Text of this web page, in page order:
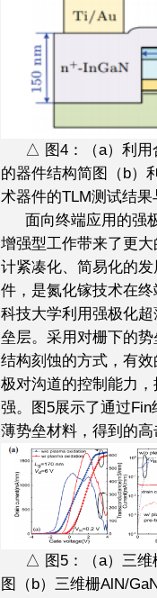
△ 图4：（a）利用
的器件结构简图（b）
术器件的TLM测试结
面向终端应用的强
增强型工作带来了更
计紧凑化、简易化的
件，是氮化镓技术在
科技大学利用强极化
垒层。采用对栅下的
结构刻蚀的方式，有
极对沟道的控制能力
强。图5展示了通过
薄势垒材料，得到的
△ 图5：（a）三维
图（b）三维栅AlN/